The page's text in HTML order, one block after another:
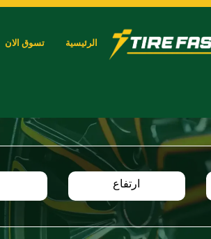
الرئيسية تسوق الان
ارتفاع